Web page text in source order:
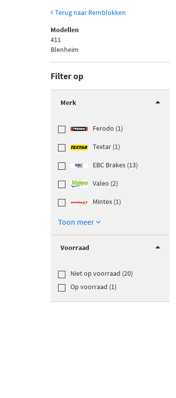
Terug naar Remblokken
Modellen
411
Blenheim
Filter op
Merk
Ferodo (1)
Textar (1)
EBC Brakes (13)
Valeo (2)
Mintex (1)
Toon meer
Voorraad
Niet op voorraad (20)
Op voorraad (1)